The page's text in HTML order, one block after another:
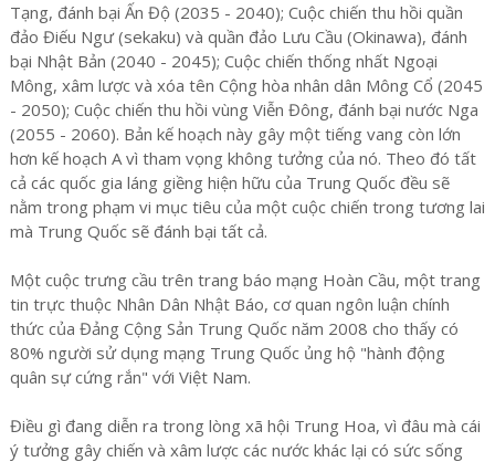
Tạng, đánh bại Ấn Độ (2035 - 2040); Cuộc chiến thu hồi quần
đảo Điếu Ngư (sekaku) và quần đảo Lưu Cầu (Okinawa), đánh
bại Nhật Bản (2040 - 2045); Cuộc chiến thống nhất Ngoại
Mông, xâm lược và xóa tên Cộng hòa nhân dân Mông Cổ (2045
- 2050); Cuộc chiến thu hồi vùng Viễn Đông, đánh bại nước Nga
(2055 - 2060). Bản kế hoạch này gây một tiếng vang còn lớn
hơn kế hoạch A vì tham vọng không tưởng của nó. Theo đó tất
cả các quốc gia láng giềng hiện hữu của Trung Quốc đều sẽ
nằm trong phạm vi mục tiêu của một cuộc chiến trong tương lai
mà Trung Quốc sẽ đánh bại tất cả.
Một cuộc trưng cầu trên trang báo mạng Hoàn Cầu, một trang
tin trực thuộc Nhân Dân Nhật Báo, cơ quan ngôn luận chính
thức của Đảng Cộng Sản Trung Quốc năm 2008 cho thấy có
80% người sử dụng mạng Trung Quốc ủng hộ "hành động
quân sự cứng rắn" với Việt Nam.
Điều gì đang diễn ra trong lòng xã hội Trung Hoa, vì đâu mà cái
ý tưởng gây chiến và xâm lược các nước khác lại có sức sống